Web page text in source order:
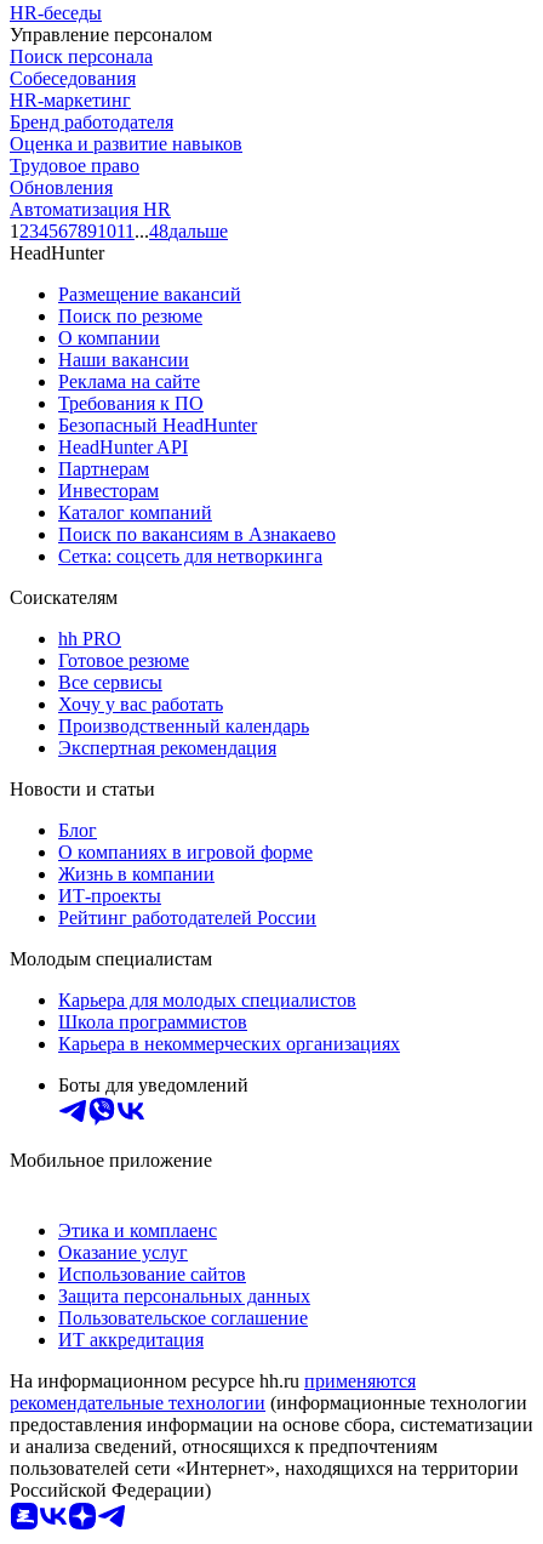
HR-беседы
Управление персоналом
Поиск персонала
Собеседования
HR-маркетинг
Бренд работодателя
Оценка и развитие навыков
Трудовое право
Обновления
Автоматизация HR
1 234567891011 ...48дальше
HeadHunter
Размещение вакансий
Поиск по резюме
О компании
Наши вакансии
Реклама на сайте
Требования к ПО
Безопасный HeadHunter
HeadHunter API
Партнерам
Инвесторам
Каталог компаний
Поиск по вакансиям в Азнакаево
Сетка: соцсеть для нетворкинга
Соискателям
hh PRO
Готовое резюме
Все сервисы
Хочу у вас работать
Производственный календарь
Экспертная рекомендация
Новости и статьи
Блог
О компаниях в игровой форме
Жизнь в компании
ИТ-проекты
Рейтинг работодателей России
Молодым специалистам
Карьера для молодых специалистов
Школа программистов
Карьера в некоммерческих организациях
Боты для уведомлений
Мобильное приложение
Этика и комплаенс
Оказание услуг
Использование сайтов
Защита персональных данных
Пользовательское соглашение
ИТ аккредитация
На информационном ресурсе hh.ru применяются
рекомендательные технологии (информационные технологии
предоставления информации на основе сбора, систематизации
и анализа сведений, относящихся к предпочтениям
пользователей сети «Интернет», находящихся на территории
Российской Федерации)